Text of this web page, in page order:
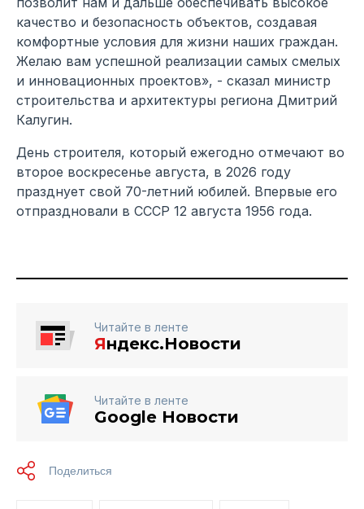
качество и безопасность объектов, создавая
комфортные условия для жизни наших граждан.
Желаю вам успешной реализации самых смелых
и инновационных проектов», - сказал министр
строительства и архитектуры региона Дмитрий
Калугин.
День строителя, который ежегодно отмечают во
второе воскресенье августа, в 2026 году
празднует свой 70-летний юбилей. Впервые его
отпраздновали в СССР 12 августа 1956 года.
Читайте в ленте
Яндекс.Новости
Читайте в ленте
Google Новости